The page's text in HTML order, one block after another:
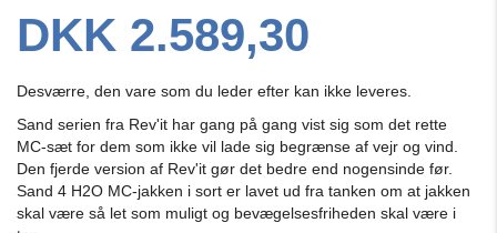
DKK 2.589,30
Desværre, den vare som du leder efter kan ikke leveres.
Sand serien fra Rev'it har gang på gang vist sig som det rette
MC-sæt for dem som ikke vil lade sig begrænse af vejr og vind.
Den fjerde version af Rev'it gør det bedre end nogensinde før.
Sand 4 H2O MC-jakken i sort er lavet ud fra tanken om at jakken
skal være så let som muligt og bevægelsesfriheden skal være i